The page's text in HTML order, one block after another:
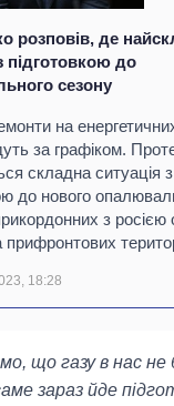
розповів, де
підготовкою до
сезону
на
за графіком.
складна ситуація з
до нового
з росією
прифронтових
18:28
що газу в нас
зараз йде